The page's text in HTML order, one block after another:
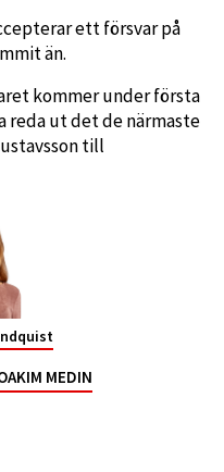
ett försvar på
än.
kommer under första
reda ut det de närmaste
till
MEDIN